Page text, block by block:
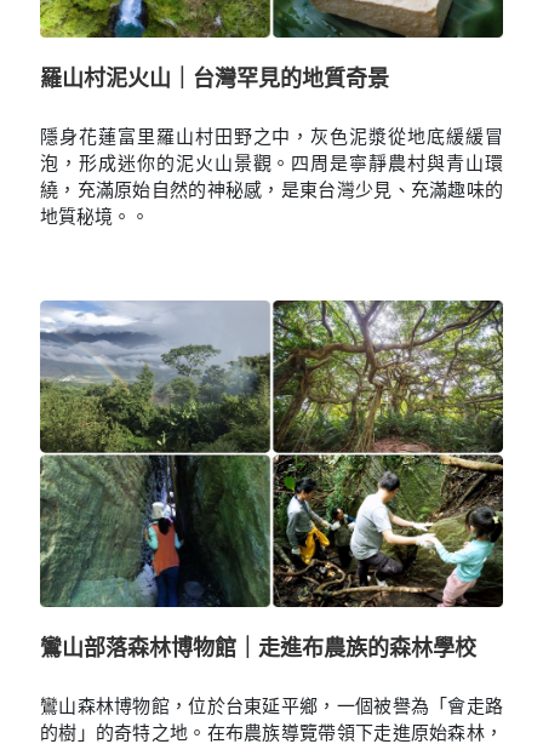
羅山村泥火山｜台灣罕見的地質奇景
隱身花蓮富里羅山村田野之中，灰色泥漿從地底緩緩冒
泡，形成迷你的泥火山景觀。四周是寧靜農村與青山環
繞，充滿原始自然的神秘感，是東台灣少見、充滿趣味的
地質秘境。。
鸞山部落森林博物館｜走進布農族的森林學校
鸞山森林博物館，位於台東延平鄉，一個被譽為「會走路
的樹」的奇特之地。在布農族導覽帶領下走進原始森林，